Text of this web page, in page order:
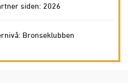
siden: 2026
Bronseklubben